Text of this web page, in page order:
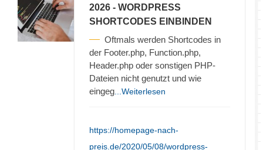
2026 - WORDPRESS
SHORTCODES EINBINDEN
Oftmals werden Shortcodes in
der Footer.php, Function.php,
Header.php oder sonstigen PHP-
Dateien nicht genutzt und wie
eingeg ...Weiterlesen
https://homepage-nach-
preis.de/2020/05/08/wordpress-